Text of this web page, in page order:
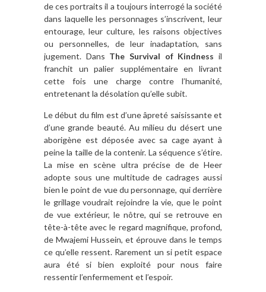
de ces portraits il a toujours interrogé la société
dans laquelle les personnages s’inscrivent, leur
entourage, leur culture, les raisons objectives
ou personnelles, de leur inadaptation, sans
jugement. Dans The Survival of Kindness il
franchit un palier supplémentaire en livrant
cette fois une charge contre l’humanité,
entretenant la désolation qu’elle subit.
Le début du film est d’une âpreté saisissante et
d’une grande beauté. Au milieu du désert une
aborigène est déposée avec sa cage ayant à
peine la taille de la contenir. La séquence s’étire.
La mise en scène ultra précise de de Heer
adopte sous une multitude de cadrages aussi
bien le point de vue du personnage, qui derrière
le grillage voudrait rejoindre la vie, que le point
de vue extérieur, le nôtre, qui se retrouve en
tête-à-tête avec le regard magnifique, profond,
de Mwajemi Hussein, et éprouve dans le temps
ce qu’elle ressent. Rarement un si petit espace
aura été si bien exploité pour nous faire
ressentir l’enfermement et l’espoir.